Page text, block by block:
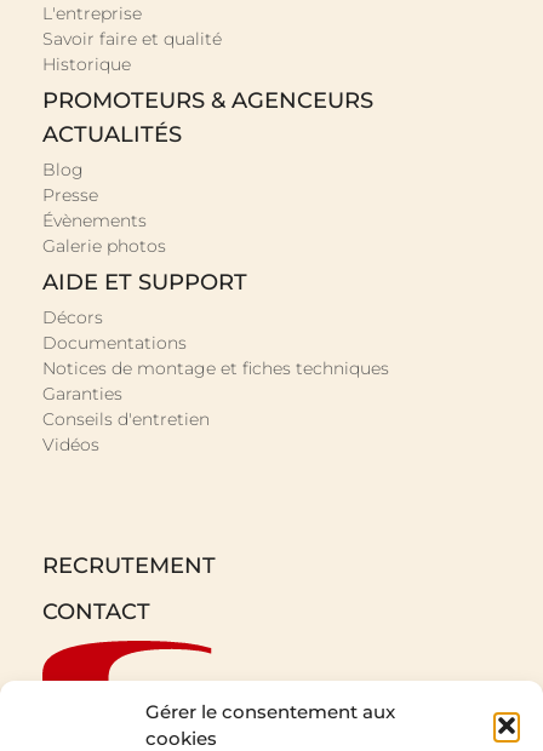
Gérer le consentement aux
cookies
L'entreprise
Savoir faire et qualité
Historique
PROMOTEURS & AGENCEURS
ACTUALITÉS
Blog
Presse
Évènements
Galerie photos
AIDE ET SUPPORT
Décors
Documentations
Notices de montage et fiches techniques
Garanties
Conseils d'entretien
Vidéos
RECRUTEMENT
CONTACT